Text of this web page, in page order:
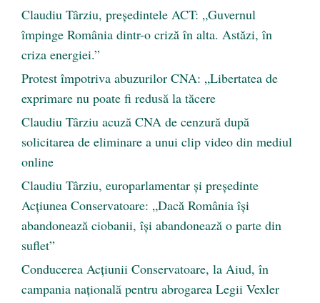
Claudiu Târziu, președintele ACT: „Guvernul
împinge România dintr-o criză în alta. Astăzi, în
criza energiei.”
Protest împotriva abuzurilor CNA: „Libertatea de
exprimare nu poate fi redusă la tăcere
Claudiu Târziu acuză CNA de cenzură după
solicitarea de eliminare a unui clip video din mediul
online
Claudiu Târziu, europarlamentar și președinte
Acțiunea Conservatoare: „Dacă România își
abandonează ciobanii, își abandonează o parte din
suflet”
Conducerea Acțiunii Conservatoare, la Aiud, în
campania națională pentru abrogarea Legii Vexler